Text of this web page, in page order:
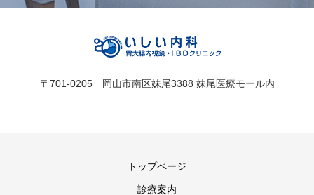
〒701-0205 岡山市南区妹尾3388 妹尾医療モール内
トップページ
診療案内